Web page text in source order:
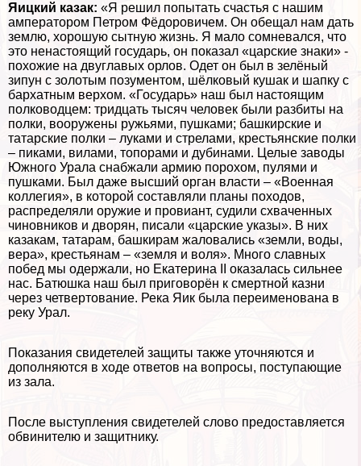
Яицкий казак: «Я решил попытать счастья с нашим
амператором Петром Фёдоровичем. Он обещал нам дать
землю, хорошую сытную жизнь. Я мало сомневался, что
это ненастоящий государь, он показал «царские знаки» -
похожие на двуглавых орлов. Одет он был в зелёный
зипун с золотым позументом, шёлковый кушак и шапку с
бархатным верхом. «Государь» наш был настоящим
полководцем: тридцать тысяч человек были разбиты на
полки, вооружены ружьями, пушками; башкирские и
татарские полки – луками и стрелами, крестьянские полки
– пиками, вилами, топорами и дубинами. Целые заводы
Южного Урала снабжали армию порохом, пулями и
пушками. Был даже высший орган власти – «Военная
коллегия», в которой составляли планы походов,
распределяли оружие и провиант, судили схваченных
чиновников и дворян, писали «царские указы». В них
казакам, татарам, башкирам жаловались «земли, воды,
вера», крестьянам – «земля и воля». Много славных
побед мы одержали, но Екатерина II оказалась сильнее
нас. Батюшка наш был приговорён к cмepтной казни
через четвертование. Река Яик была переименована в
реку Урал.
Показания свидетелей защиты также уточняются и
дополняются в ходе ответов на вопросы, поступающие
из зала.
После выступления свидетелей слово предоставляется
обвинителю и защитнику.